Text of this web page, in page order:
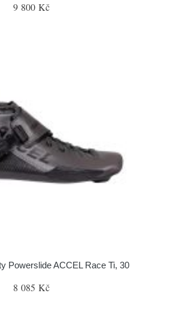
9 800 Kč
Powerslide ACCEL Race Ti, 30
8 085 Kč